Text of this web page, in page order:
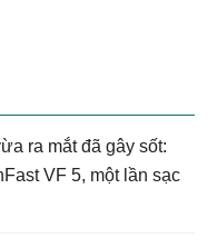
ra mắt đã gây sốt:
VF 5, một lần sạc